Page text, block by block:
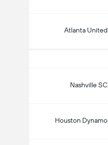
Atlanta United
Nashville SC
Houston Dynamo